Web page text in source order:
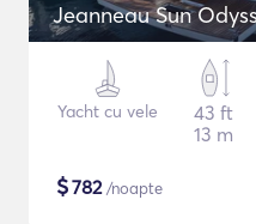
Jeanneau Sun
Yacht cu vele
43 ft
13 m
$782/noapte